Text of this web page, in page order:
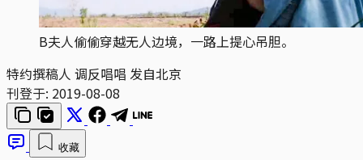
B夫人偷偷穿越无人边境，一路上提心吊胆。
特约撰稿人 调反唱唱 发自北京
刊登于: 2019-08-08
收藏